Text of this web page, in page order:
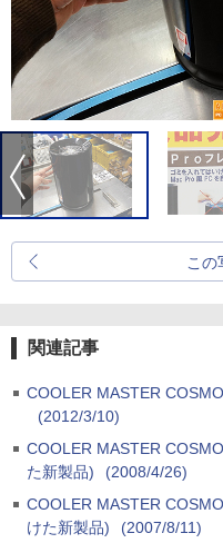
この
関連記事
COOLER MASTER
(2012/3/10)
COOLER MASTER
た新製品)
(2008/4/26)
COOLER MASTER
けた新製品)
(2007/8/11)